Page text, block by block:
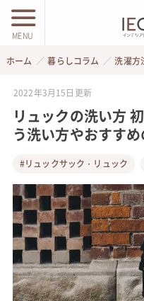
MENU
ホーム 暮らしコラム 洗濯方
2022年3月15日 更新
リュックの洗い方
う洗い方やおすす
#リュックサック・リュック